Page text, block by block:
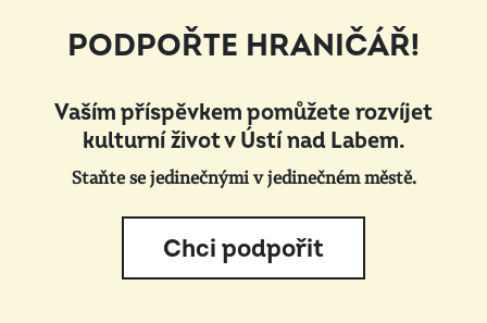
PODPOŘTE HRANIČÁŘ!
Vaším příspěvkem pomůžete rozvíjet
kulturní život v Ústí nad Labem.
Staňte se jedinečnými v jedinečném městě.
Chci podpořit